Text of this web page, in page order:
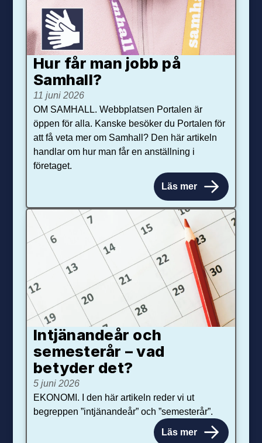
Hur får man jobb på
Samhall?
11 juni 2026
OM SAMHALL. Webbplatsen Portalen är
öppen för alla. Kanske besöker du Portalen för
att få veta mer om Samhall? Den här artikeln
handlar om hur man får en anställning i
företaget.
Läs mer
Intjänandeår och
semesterår – vad
betyder det?
5 juni 2026
EKONOMI. I den här artikeln reder vi ut
begreppen ”intjänandeår” och ”semesterår”.
Läs mer